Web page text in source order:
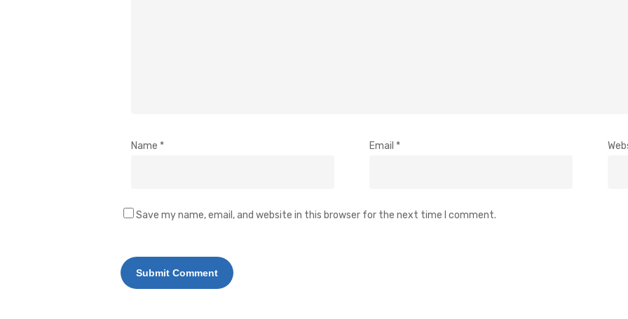
Name * Email *
Save my name, email, and website in this browser for the next time I comment.